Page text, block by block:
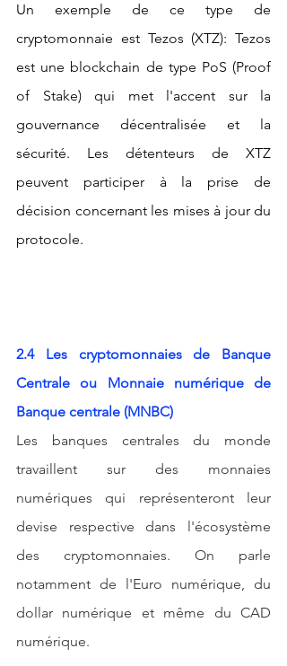
Un exemple de ce type de
cryptomonnaie est Tezos (XTZ): Tezos
est une blockchain de type PoS (Proof
of Stake) qui met l'accent sur la
gouvernance décentralisée et la
sécurité. Les détenteurs de XTZ
peuvent participer à la prise de
décision concernant les mises à jour du
protocole.
2.4 Les cryptomonnaies de Banque
Centrale ou Monnaie numérique de
Banque centrale (MNBC)
Les banques centrales du monde
travaillent sur des monnaies
numériques qui représenteront leur
devise respective dans l'écosystème
des cryptomonnaies. On parle
notamment de l'Euro numérique, du
dollar numérique et même du CAD
numérique.